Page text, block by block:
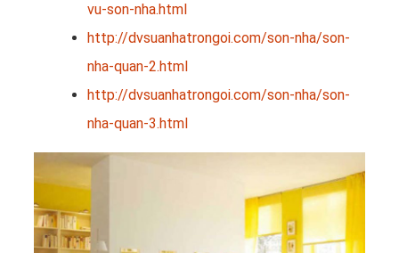
vu-son-nha.html
http://dvsuanhatrongoi.com/son-nha/son-
nha-quan-2.html
http://dvsuanhatrongoi.com/son-nha/son-
nha-quan-3.html